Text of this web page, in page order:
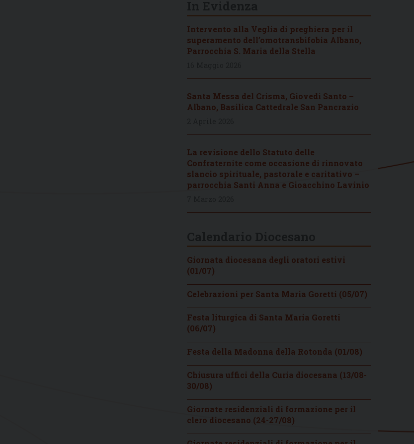
Intervento alla Veglia di preghiera per il
superamento dell’omotransbifobia Albano,
Parrocchia S. Maria della Stella
Santa Messa del Crisma, Giovedì Santo –
Albano, Basilica Cattedrale San Pancrazio
La revisione dello Statuto delle
Confraternite come occasione di rinnovato
slancio spirituale, pastorale e caritativo –
parrocchia Santi Anna e Gioacchino Lavinio
Giornata diocesana degli oratori estivi
(01/07)
Celebrazioni per Santa Maria Goretti (05/07)
Festa liturgica di Santa Maria Goretti
(06/07)
Festa della Madonna della Rotonda (01/08)
Chiusura uffici della Curia diocesana (13/08-
30/08)
Giornate residenziali di formazione per il
clero diocesano (24-27/08)